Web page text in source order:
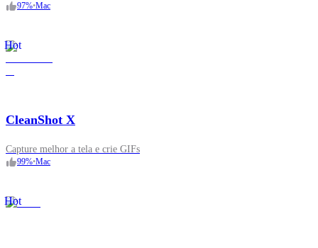
97%•Mac
Hot
CleanShot X
Capture melhor a tela e crie GIFs
99%•Mac
Hot